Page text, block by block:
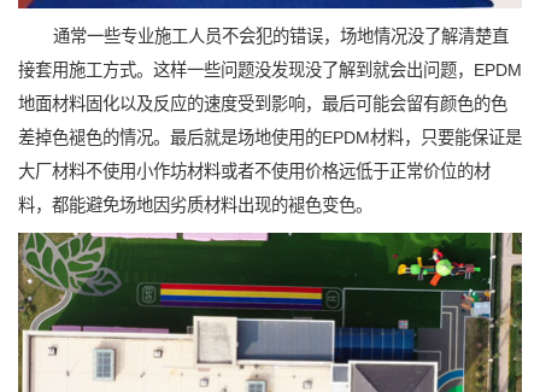
通常一些专业施工人员不会犯的错误，场地情况没了解清楚直
接套用施工方式。这样一些问题没发现没了解到就会出问题，EPDM
地面材料固化以及反应的速度受到影响，最后可能会留有颜色的色
差掉色褪色的情况。最后就是场地使用的EPDM材料，只要能保证是
大厂材料不使用小作坊材料或者不使用价格远低于正常价位的材
料，都能避免场地因劣质材料出现的褪色变色。